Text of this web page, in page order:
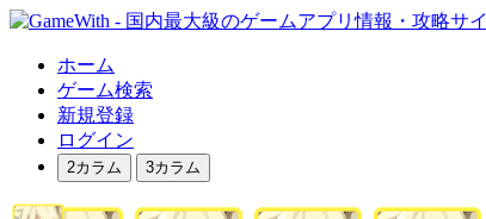
ホーム
ゲーム検索
新規登録
ログイン
2カラム 3カラム